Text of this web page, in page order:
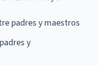
padres y maestros
y